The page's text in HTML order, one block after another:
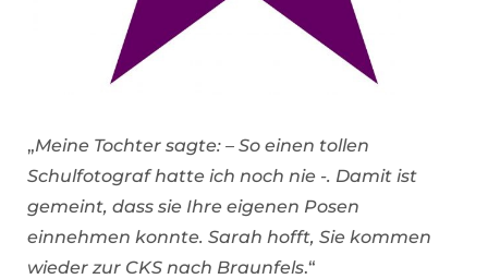
„Meine Tochter sagte: – So einen tollen
Schulfotograf hatte ich noch nie -. Damit ist
gemeint, dass sie Ihre eigenen Posen
einnehmen konnte. Sarah hofft, Sie kommen
wieder zur CKS nach Braunfels.“